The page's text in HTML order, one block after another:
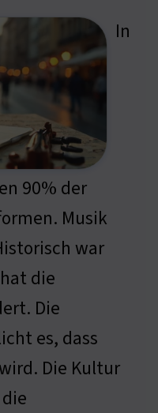
In
90% der
Musik
war
die
Die
es, dass
Die Kultur